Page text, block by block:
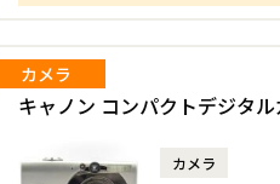
キャノン コンパクトデジタル
カメラ
カメラ